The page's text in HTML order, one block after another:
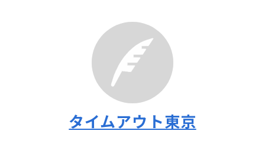
タイムアウト東京